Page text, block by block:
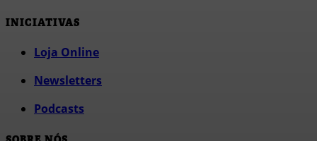
INICIATIVAS
Loja Online
Newsletters
Podcasts